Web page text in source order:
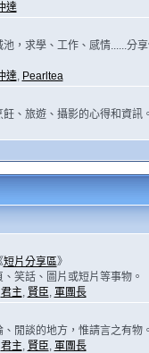
達
池，求學、工作、感情......分
達, Pearltea
、旅遊、攝影的心得和資訊。
短片分享區》
笑話、圖片或短片等事物。
君主, 賢臣, 軍團長
、閒談的地方，惟請言之有物。
君主, 賢臣, 軍團長